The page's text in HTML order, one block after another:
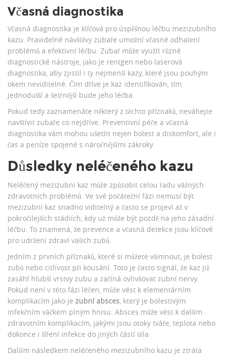
Včasná diagnostika
Včasná diagnostika je klíčová pro úspěšnou léčbu mezizubního
kazu. Pravidelné návštěvy zubaře umožní včasné odhalení
problémů a efektivní léčbu. Zubař může využít různé
diagnostické nástroje, jako je rentgen nebo laserová
diagnostika, aby zjistil i ty nejmenší kazy, které jsou pouhým
okem neviditelné. Čím dříve je kaz identifikován, tím
jednodušší a šetrnější bude jeho léčba.
Pokud tedy zaznamenáte některý z těchto příznaků, neváhejte
navštívit zubaře co nejdříve. Preventivní péče a včasná
diagnostika vám mohou ušetřit nejen bolest a diskomfort, ale i
čas a peníze spojené s náročnějšími zákroky.
Důsledky neléčeného kazu
Neléčený mezizubní kaz může způsobit celou řadu vážných
zdravotních problémů. Ve své počáteční fázi nemusí být
mezizubní kaz snadno viditelný a často se projeví až v
pokročilejších stádiích, kdy už může být pozdě na jeho zásadní
léčbu. To znamená, že prevence a včasná detekce jsou klíčové
pro udržení zdraví vašich zubů.
Jedním z prvních příznaků, které si můžete všimnout, je bolest
zubů nebo citlivost při kousání. Toto je často signál, že kaz již
zasáhl hlubší vrstvy zubu a začíná ovlivňovat zubní nervy.
Pokud není v této fázi léčen, může vést k elementárním
komplikacím jako je zubní absces, který je bolestivým
infekčním váčkem plným hnisu. Absces může vést k dalším
zdravotním komplikacím, jakými jsou otoky tváře, teplota nebo
dokonce i šíření infekce do jiných částí těla.
Dalším následkem neléčeného mezizubního kazu je ztráta